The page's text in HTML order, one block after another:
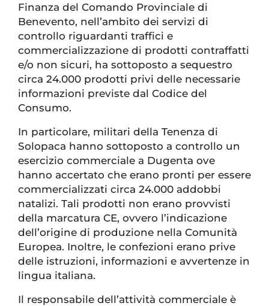
Finanza del Comando Provinciale di
Benevento, nell’ambito dei servizi di
controllo riguardanti traffici e
commercializzazione di prodotti contraffatti
e/o non sicuri, ha sottoposto a sequestro
circa 24.000 prodotti privi delle necessarie
informazioni previste dal Codice del
Consumo.
In particolare, militari della Tenenza di
Solopaca hanno sottoposto a controllo un
esercizio commerciale a Dugenta ove
hanno accertato che erano pronti per essere
commercializzati circa 24.000 addobbi
natalizi. Tali prodotti non erano provvisti
della marcatura CE, ovvero l’indicazione
dell’origine di produzione nella Comunità
Europea. Inoltre, le confezioni erano prive
delle istruzioni, informazioni e avvertenze in
lingua italiana.
Il responsabile dell’attività commerciale è